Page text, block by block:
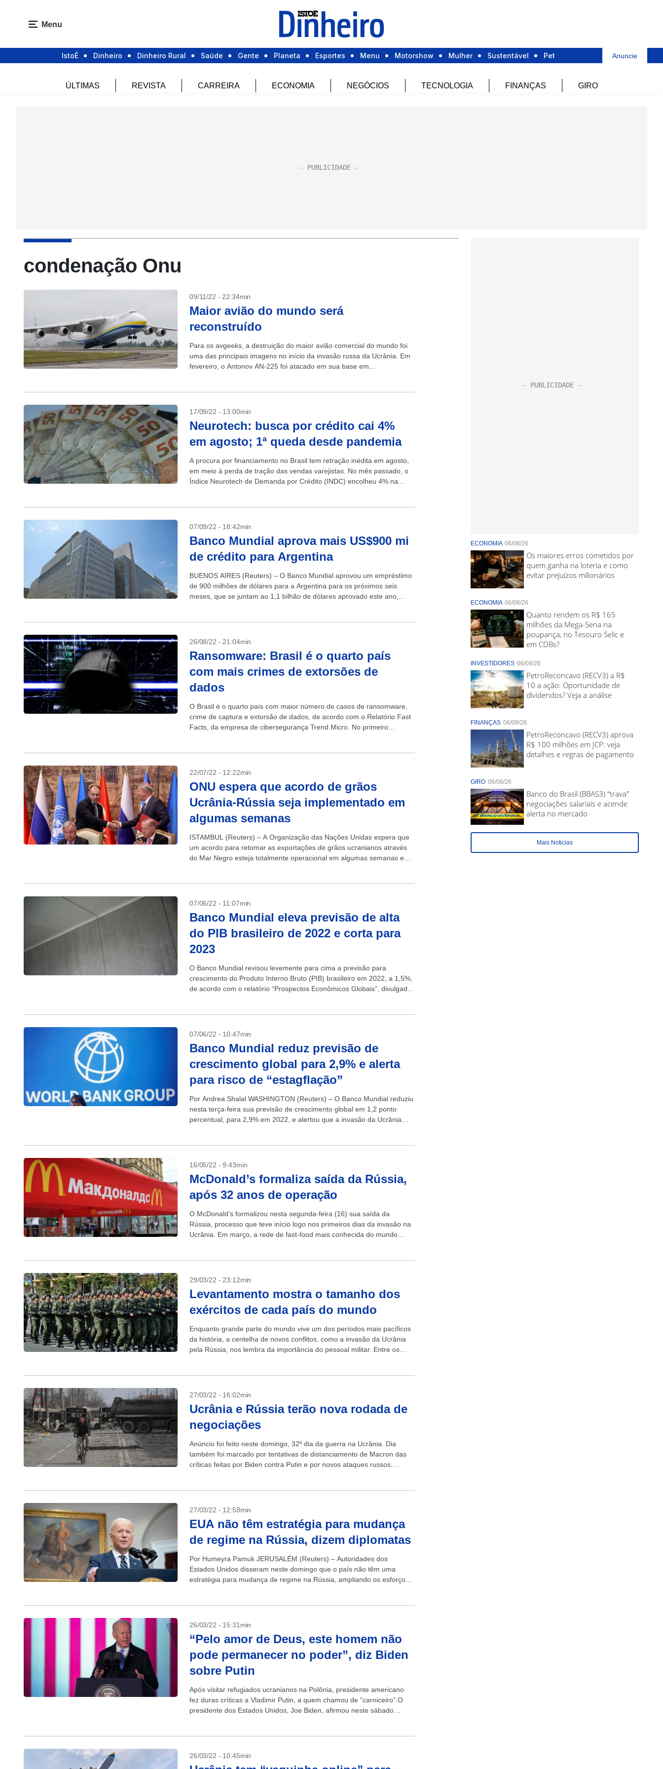
Menu
IstoÉ Dinheiro Dinheiro Rural Saúde Gente Planeta Esportes Menu Motorshow Mulher Sustentável Pet Anuncie
ÚLTIMAS REVISTA CARREIRA ECONOMIA NEGÓCIOS TECNOLOGIA FINANÇAS GIRO
condenação Onu
09/11/22 - 22:34min
Maior avião do mundo será
reconstruído
Para os avgeeks, a destruição do maior avião comercial do mundo foi
uma das principais imagens no início da invasão russa da Ucrânia. Em
fevereiro, o Antonov AN-225 foi atacado em sua base em...
17/09/22 - 13:00min
Neurotech: busca por crédito cai 4%
em agosto; 1ª queda desde pandemia
A procura por financiamento no Brasil tem retração inédita em agosto,
em meio à perda de tração das vendas varejistas. No mês passado, o
Índice Neurotech de Demanda por Crédito (INDC) encolheu 4% na...
07/09/22 - 18:42min
Banco Mundial aprova mais US$900 mi
de crédito para Argentina
BUENOS AIRES (Reuters) – O Banco Mundial aprovou um empréstimo
de 900 milhões de dólares para a Argentina para os próximos seis
meses, que se juntam ao 1,1 bilhão de dólares aprovado este ano,...
26/08/22 - 21:04min
Ransomware: Brasil é o quarto país
com mais crimes de extorsões de
dados
O Brasil é o quarto país com maior número de casos de ransomware,
crime de captura e extorsão de dados, de acordo com o Relatório Fast
Facts, da empresa de cibersegurança Trend Micro. No primeiro
22/07/22 - 12:22min
ONU espera que acordo de grãos
Ucrânia-Rússia seja implementado em
algumas semanas
ISTAMBUL (Reuters) – A Organização das Nações Unidas espera que
um acordo para retomar as exportações de grãos ucranianos através
do Mar Negro esteja totalmente operacional em algumas semanas e
07/06/22 - 11:07min
Banco Mundial eleva previsão de alta
do PIB brasileiro de 2022 e corta para
2023
O Banco Mundial revisou levemente para cima a previsão para
crescimento do Produto Interno Bruto (PIB) brasileiro em 2022, a 1,5%,
de acordo com o relatório “Prospectos Econômicos Globais”, divulgado
07/06/22 - 10:47min
Banco Mundial reduz previsão de
crescimento global para 2,9% e alerta
para risco de “estagflação”
Por Andrea Shalal WASHINGTON (Reuters) – O Banco Mundial reduziu
nesta terça-feira sua previsão de crescimento global em 1,2 ponto
percentual, para 2,9% em 2022, e alertou que a invasão da Ucrânia
16/05/22 - 9:43min
McDonald’s formaliza saída da Rússia,
após 32 anos de operação
O McDonald’s formalizou nesta segunda-feira (16) sua saída da
Rússia, processo que teve início logo nos primeiros dias da invasão na
Ucrânia. Em março, a rede de fast-food mais conhecida do mundo
29/03/22 - 23:12min
Levantamento mostra o tamanho dos
exércitos de cada país do mundo
Enquanto grande parte do mundo vive um dos períodos mais pacíficos
da história, a centelha de novos conflitos, como a invasão da Ucrânia
pela Rússia, nos lembra da importância do pessoal militar. Entre os
27/03/22 - 16:02min
Ucrânia e Rússia terão nova rodada de
negociações
Anúncio foi feito neste domingo, 32º dia da guerra na Ucrânia. Dia
também foi marcado por tentativas de distanciamento de Macron das
críticas feitas por Biden contra Putin e por novos ataques russos.
27/03/22 - 12:58min
EUA não têm estratégia para mudança
de regime na Rússia, dizem diplomatas
Por Humeyra Pamuk JERUSALÉM (Reuters) – Autoridades dos
Estados Unidos disseram neste domingo que o país não têm uma
estratégia para mudança de regime na Rússia, ampliando os esforços
26/03/22 - 15:31min
“Pelo amor de Deus, este homem não
pode permanecer no poder”, diz Biden
sobre Putin
Após visitar refugiados ucranianos na Polônia, presidente americano
fez duras críticas a Vladimir Putin, a quem chamou de “carniceiro”.O
presidente dos Estados Unidos, Joe Biden, afirmou neste sábado
26/03/22 - 10:45min
ECONOMIA 06/08/26
Os maiores erros cometidos por
quem ganha na loteria e como
evitar prejuízos milionários
ECONOMIA 06/08/26
Quanto rendem os R$ 165
milhões da Mega-Sena na
poupança, no Tesouro Selic e
em CDBs?
INVESTIDORES 06/08/26
PetroReconcavo (RECV3) a R$
10 a ação: Oportunidade de
dividendos? Veja a análise
FINANÇAS 06/08/26
PetroReconcavo (RECV3) aprova
R$ 100 milhões em JCP: veja
detalhes e regras de pagamento
GIRO 06/08/26
Banco do Brasil (BBAS3) “trava”
negociações salariais e acende
alerta no mercado
Mais Noticias